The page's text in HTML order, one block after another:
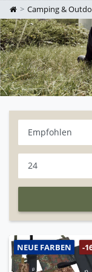
Camping &
NEUE FARBEN -